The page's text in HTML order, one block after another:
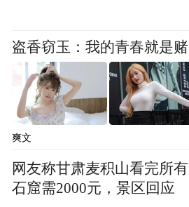
爱你”胸针等。这些义卖
心，备受厦门佛事展现场客
东华禅寺是一座源远流长
源和法脉可追溯至距今
朝，禅宗六祖惠能继承五
大信众的强烈要求下，东
在十几年艰辛的建寺期间
盗香窃玉：我的青春就是
爽文
网友称甘肃麦积山看完所有
石窟需2000元，景区回应